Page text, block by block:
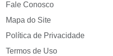
Fale Conosco
Mapa do Site
Política de Privacidade
Termos de Uso